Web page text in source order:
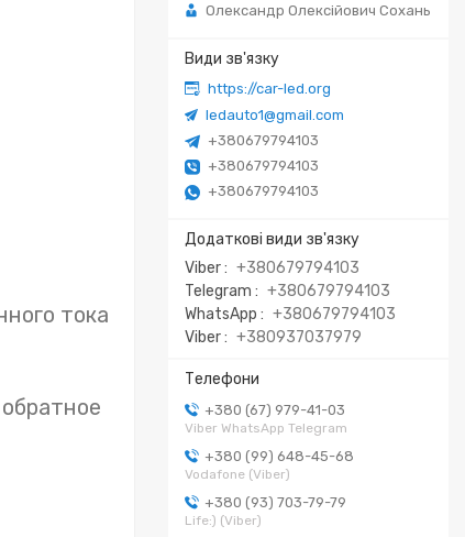
Олександр Олексійович Сохань
https://car-led.org
ledauto1@gmail.com
+380679794103
+380679794103
+380679794103
Viber
+380679794103
Telegram
+380679794103
WhatsApp
+380679794103
Viber
+380937037979
+380 (67) 979-41-03
Viber WhatsApp Telegram
+380 (99) 648-45-68
Vodafone (Viber)
+380 (93) 703-79-79
Life:) (Viber)
тока